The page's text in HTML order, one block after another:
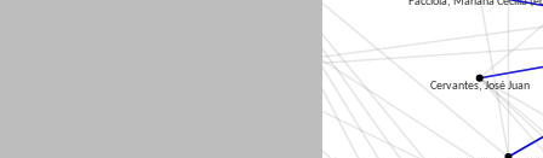
Cervantes, José Juan